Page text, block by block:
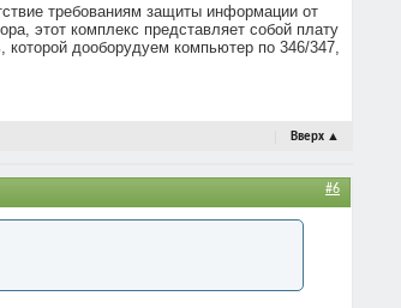
требованиям защиты информации от
этот комплекс представляет собой плату
дооборудуем компьютер по 346/347,
Вверх ▲
#6